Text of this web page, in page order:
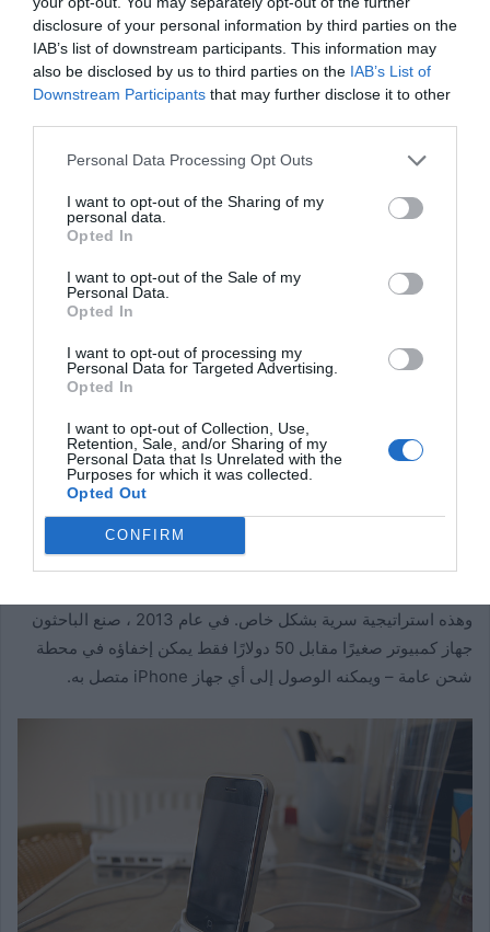
disclosure of your personal information by third parties on the
IAB’s list of downstream participants. This information may
also be disclosed by us to third parties on the IAB’s List of
Downstream Participants that may further disclose it to other
Personal Data Processing Opt Outs
I want to opt-out of the Sharing of my
personal data.
Opted In
I want to opt-out of the Sale of my
Personal Data.
Opted In
I want to opt-out of processing my
Personal Data for Targeted Advertising.
Opted In
I want to opt-out of Collection, Use,
Retention, Sale, and/or Sharing of my
Personal Data that Is Unrelated with the
Purposes for which it was collected.
Opted Out
CONFIRM
وقم بتشغيل التحديث بمجرد أن تتاح لك الفرصة. عادةً ما يستغرق
الأمر بضع دقائق فقط ، وقد يوفر لك الكثير من الوقت في تنظيف
هاتفك بعد إصابته.
وبالمثل ، يجب عليك تشغيل تحديثات التطبيق متى كانت متاحة ؛ مرة
أخرى ، إذا اكتشف المطور ثغرة أمنية ، فسيقوم بتصحيحها في
المرة على أيقونة متجر التطبيقات – عند توفر التحديثات. فقط
اضغط عليه ، وانتقل إلى قسم التحديثات ، وانقر فوق تحديث
الكل. انه من السهل.
اقرأ أيضاً :
كيف أضيف عناصر إلى عربة التسوق Amazon
Wardrobe الخاصة بي؟
استخدم فقط أجهزة الكمبيوتر
والمنافذ الموثوقة
هل تعلم أن جهاز iPhone الخاص بك يمكن أن يصاب ببرامج ضارة
بمجرد توصيله بجهاز كمبيوتر مصاب؟ أو حتى مقبس الحائط الذي تم
وهذه استراتيجية سرية بشكل خاص. في عام 2013 ، صنع الباحثون
جهاز كمبيوتر صغيرًا مقابل 50 دولارًا فقط يمكن إخفاؤه في محطة
شحن عامة – ويمكنه الوصول إلى أي جهاز iPhone متصل به.